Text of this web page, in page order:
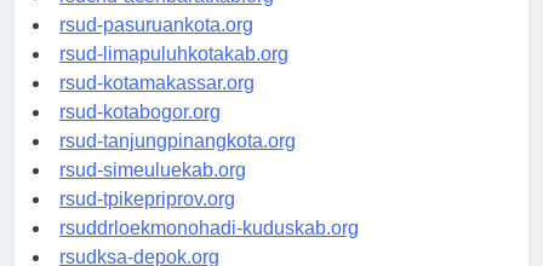
rsucnd-acehbaratkab.org
rsud-pasuruankota.org
rsud-limapuluhkotakab.org
rsud-kotamakassar.org
rsud-kotabogor.org
rsud-tanjungpinangkota.org
rsud-simeuluekab.org
rsud-tpikepriprov.org
rsuddrloekmonohadi-kuduskab.org